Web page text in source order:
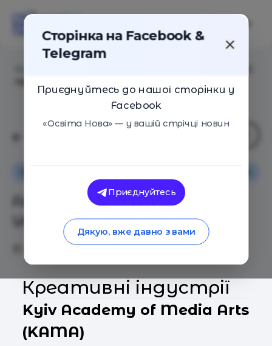
Альтернативна освіта в
Україні: 20 проектів
4224 1
Креативні індустрії
Kyiv Academy of Media Arts
(KAMA)
Сторінка на Facebook &
Telegram
Приєднуйтесь до нашої сторінки у
Facebook
«Освіта Нова» — у вашій стрічці новин
Приєднуйтесь
Дякую, вже давно з вами